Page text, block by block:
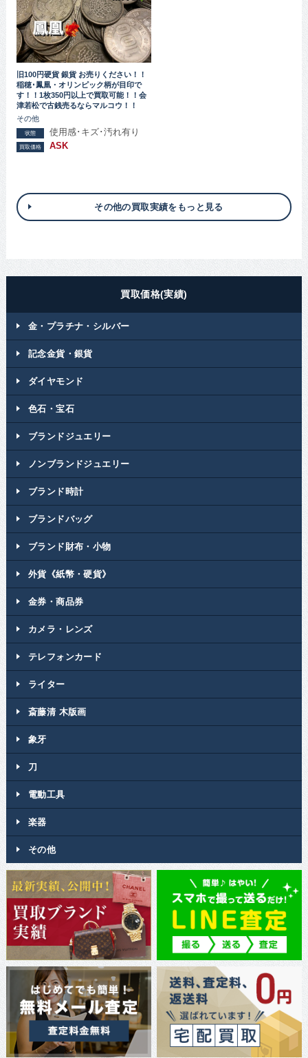
旧100円硬貨 銀貨 お売りください！！
稲穂･鳳凰・オリンピック柄が目印で
す！！1枚350円以上で買取可能！！会
津若松で古銭売るならマルコウ！！
その他
状態 使用感･キズ･汚れ有り
買取価格 ASK
その他の買取実績をもっと見る
買取価格(実績)
金・プラチナ・シルバー
記念金貨・銀貨
ダイヤモンド
色石・宝石
ブランドジュエリー
ノンブランドジュエリー
ブランド時計
ブランドバッグ
ブランド財布・小物
外貨《紙幣・硬貨》
金券・商品券
カメラ・レンズ
テレフォンカード
ライター
斎藤清 木版画
象牙
刀
電動工具
楽器
その他